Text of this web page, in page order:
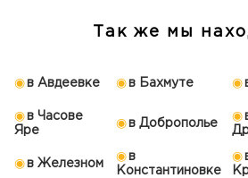
Так же мы
в Авдеевке в Бахмуте
в Часове
Яре
в Доброполье
в Железном
в
Константиновке